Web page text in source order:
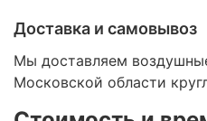
Доставка и самовывоз
Мы доставляем
Московской области